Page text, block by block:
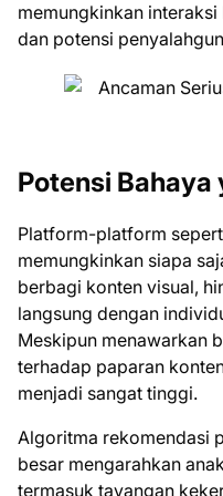
memungkinkan
dan potensi
Potensi
Platform-platform
memungkinkan siapa
berbagi konten visual,
langsung dengan
Meskipun menawarkan
terhadap paparan
menjadi sangat tinggi.
Algoritma rekomendasi
besar mengarahkan
termasuk tayangan